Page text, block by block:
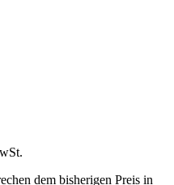
dem bisherigen Preis in